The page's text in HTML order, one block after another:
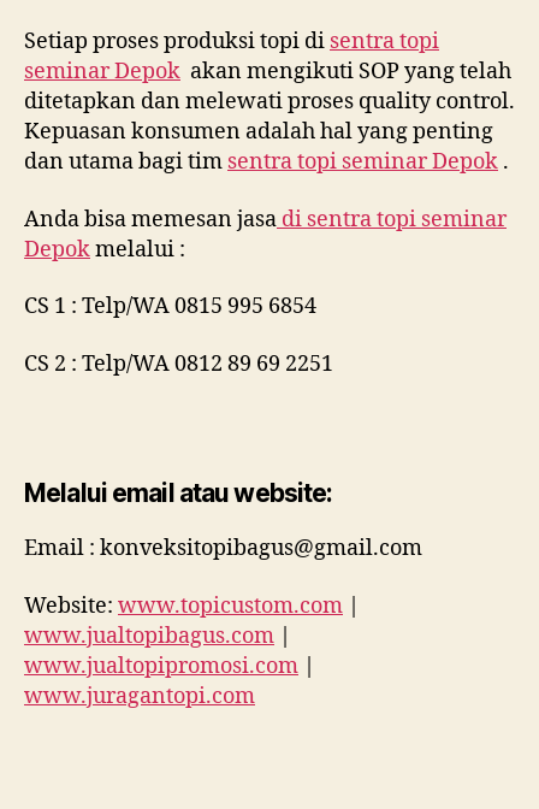
Setiap proses produksi topi di sentra topi
seminar Depok akan mengikuti SOP yang telah
ditetapkan dan melewati proses quality control.
Kepuasan konsumen adalah hal yang penting
dan utama bagi tim sentra topi seminar Depok .
Anda bisa memesan jasa di sentra topi seminar
Depokmelalui :
CS 1 : Telp/WA 0815 995 6854
CS 2 : Telp/WA 0812 89 69 2251
Melalui email atau website:
Email : konveksitopibagus@gmail.com
Website: www.topicustom.com |
www.jualtopibagus.com |
www.jualtopipromosi.com |
www.juragantopi.com